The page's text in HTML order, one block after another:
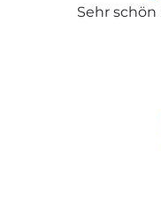
Sehr